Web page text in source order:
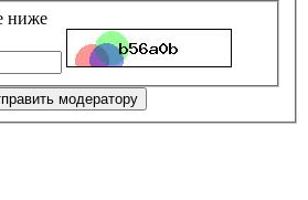
ниже
модератору